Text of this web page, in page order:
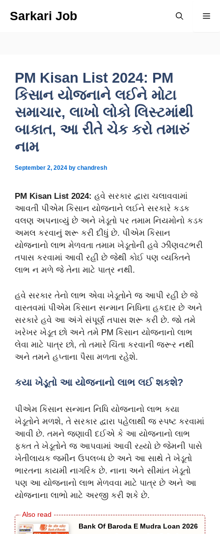
Sarkari Job
PM Kisan List 2024: PM
કિસાન યોજનાને લઈને મોટા
સમાચાર, લાખો લોકો લિસ્ટમાંથી
બાકાત, આ રીતે ચેક કરો તમારું
નામ
September 2, 2024 by chandresh
PM Kisan List 2024: હવે સરકાર દ્વારા ચલાવવામાં
આવતી પીએમ કિસાન યોજનાને લઈને સરકારે કડક
વલણ અપનાવ્યું છે અને ખેડૂતો પર તમામ નિયમોનો કડક
અમલ કરવાનું શરૂ કરી દીધું છે. પીએમ કિસાન
યોજનાનો લાભ મેળવતા તમામ ખેડૂતોની હવે ઝીણવટભરી
તપાસ કરવામાં આવી રહી છે જેથી કોઈ પણ વ્યક્તિને
લાભ ન મળે જે તેના માટે પાત્ર નથી.
હવે સરકાર તેનો લાભ એવા ખેડૂતોને જ આપી રહી છે જે
વાસ્તવમાં પીએમ કિસાન સન્માન નિધિના હકદાર છે અને
સરકારે હવે આ અંગે સંપૂર્ણ તપાસ શરૂ કરી છે. જો તમે
ખરેખર ખેડૂત છો અને તમે PM કિસાન યોજનાનો લાભ
લેવા માટે પાત્ર છો, તો તમારે ચિંતા કરવાની જરૂર નથી
અને તમને હપ્તાના પૈસા મળતા રહેશે.
કયા ખેડૂતો આ યોજનાનો લાભ લઈ શકશે?
પીએમ કિસાન સન્માન નિધિ યોજનાનો લાભ કયા
ખેડૂતોને મળશે, તે સરકાર દ્વારા પહેલાથી જ સ્પષ્ટ કરવામાં
આવી છે. તમને જણાવી દઈએ કે આ યોજનાનો લાભ
ફક્ત તે ખેડૂતોને જ આપવામાં આવી રહ્યો છે જેમની પાસે
ખેતીલાયક જમીન ઉપલબ્ધ છે અને આ સાથે તે ખેડૂતો
ભારતના કાયમી નાગરિક છે. નાના અને સીમાંત ખેડૂતો
પણ આ યોજનાનો લાભ મેળવવા માટે પાત્ર છે અને આ
યોજનાના લાભો માટે અરજી કરી શકે છે.
Bank Of Baroda E Mudra Loan 2026